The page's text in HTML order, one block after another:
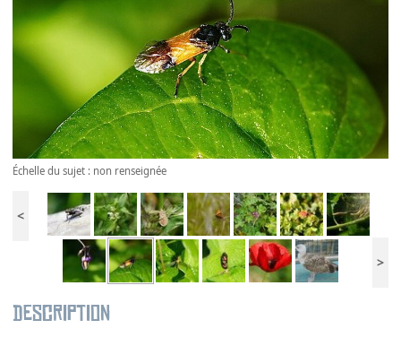
Échelle du sujet : non renseignée
<
>
Description